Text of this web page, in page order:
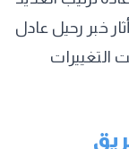
خبر رحيل عادل
التغييرات